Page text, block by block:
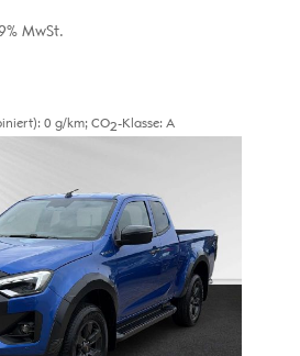
MwSt.
0 g/km; CO2-Klasse: A